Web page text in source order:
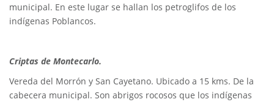
municipal. En este lugar se hallan los petroglifos de los
indígenas Poblancos.
Criptas de Montecarlo.
Vereda del Morrón y San Cayetano. Ubicado a 15 kms. De la
cabecera municipal. Son abrigos rocosos que los indígenas